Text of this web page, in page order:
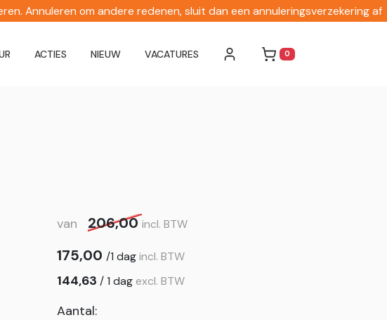
Annuleren om andere redenen, sluit dan een annuleringsverzekering af
ACTIES NIEUW VACATURES WINKELWAGEN
0
van 206,00 incl. BTW
175,00 /1 dagincl. BTW
144,63 /1 dag excl. BTW
Aantal: